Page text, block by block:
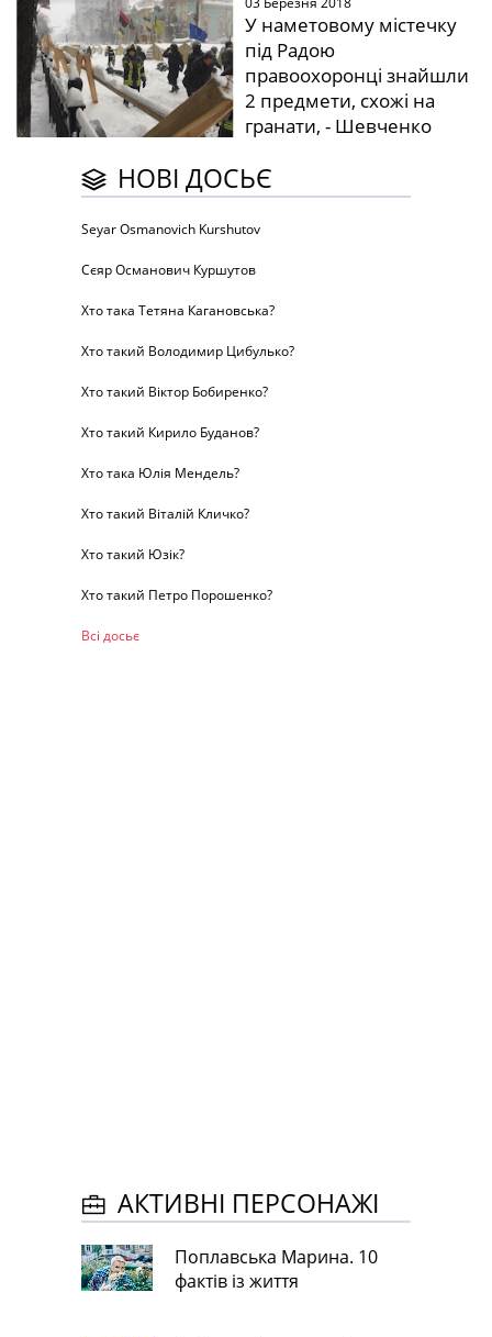
У наметовому містечку
під Радою
правоохоронці знайшли
2 предмети, схожі на
гранати, - Шевченко
НОВІ ДОСЬЄ
Seyar Osmanovich Kurshutov
Сєяр Османович Куршутов
Хто така Тетяна Кагановська?
Хто такий Володимир Цибулько?
Хто такий Віктор Бобиренко?
Хто такий Кирило Буданов?
Хто така Юлія Мендель?
Хто такий Віталій Кличко?
Хто такий Юзік?
Хто такий Петро Порошенко?
Всі досьє
АКТИВНІ ПЕРСОНАЖІ
Поплавська Марина. 10
фактів із життя